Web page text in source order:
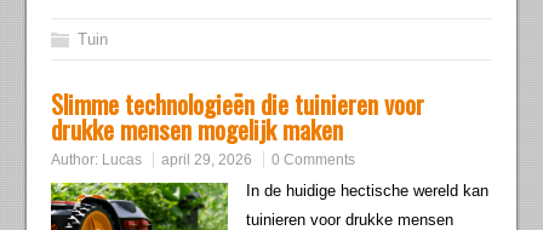
Tuin
Slimme technologieën die tuinieren voor
drukke mensen mogelijk maken
Author: Lucas april 29, 2026 0 Comments
In de huidige hectische wereld kan
tuinieren voor drukke mensen